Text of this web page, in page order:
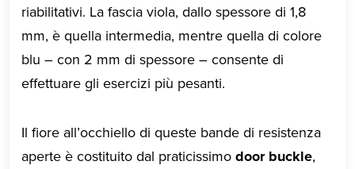
riabilitativi. La fascia viola, dallo spessore di 1,8
mm, è quella intermedia, mentre quella di colore
blu – con 2 mm di spessore – consente di
effettuare gli esercizi più pesanti.
Il fiore all’occhiello di queste bande di resistenza
aperte è costituito dal praticissimo door buckle,